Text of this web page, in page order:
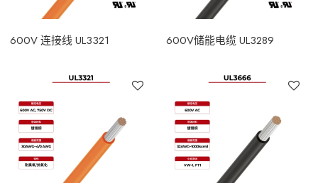
600V 连接线 UL3321 600V储能电缆 UL3289